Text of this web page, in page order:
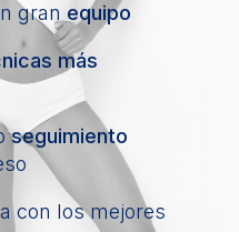
gran equipo
más
seguimiento
con los mejores